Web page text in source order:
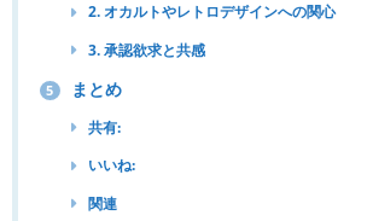
2. オカルトやレトロデザインへの関心
3. 承認欲求と共感
5 まとめ
共有:
いいね:
関連